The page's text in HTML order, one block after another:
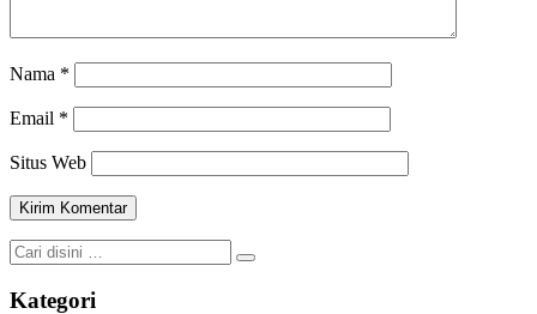
Nama *
Email *
Situs Web
Kategori